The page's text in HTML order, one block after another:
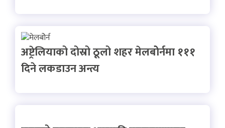
अष्ट्रेलियाको दोस्रो ठूलो शहर मेलबोेर्नमा १११
दिने लकडाउन अन्त्य